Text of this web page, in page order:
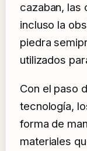
cazaban, las
incluso la
piedra
utilizados
Con el paso
tecnología,
forma de
materiales